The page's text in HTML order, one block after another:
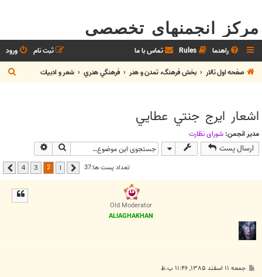
مرکز انجمنهای تخصصی
راهنما Rules تماس با ما ورود
ثبت نام
صفحه اول تالار
بخش فرهنگ، تمدن و هنر فرهنگي هنري شعر و ادبيات
ج
س
اشعار ايرج جنتي عطايي
مدیر انجمن: شوراي نظارت
ارسال پست جستجو
تعداد پست ها:37 قبلی 2
3
4 بعدی
Old Moderator
ALIAGHAKHAN
پ جمعه ۱۱ اسفند ۱۳۸۵, ۱۱:۴۶ ب.ظ